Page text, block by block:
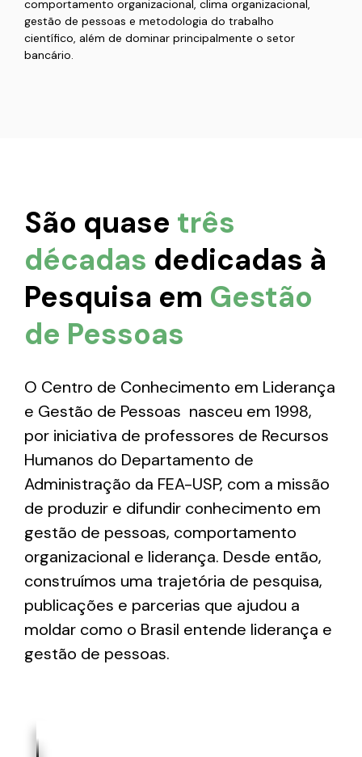
comportamento organizacional, clima organizacional,
gestão de pessoas e metodologia do trabalho
científico, além de dominar principalmente o setor
bancário.
São quase três
décadas dedicadas à
Pesquisa em Gestão
de Pessoas
O Centro de Conhecimento em Liderança
e Gestão de Pessoas nasceu em 1998,
por iniciativa de professores de Recursos
Humanos do Departamento de
Administração da FEA-USP, com a missão
de produzir e difundir conhecimento em
gestão de pessoas, comportamento
organizacional e liderança. Desde então,
construímos uma trajetória de pesquisa,
publicações e parcerias que ajudou a
moldar como o Brasil entende liderança e
gestão de pessoas.